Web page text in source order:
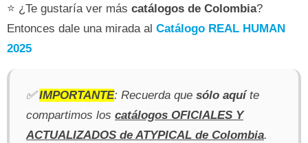
⭐ ¿Te gustaría ver más catálogos de Colombia?
Entonces dale una mirada al Catálogo REAL HUMAN
2025
✅IMPORTANTE: Recuerda que sólo aquíte
compartimos los catálogos OFICIALES Y
ACTUALIZADOS de ATYPICAL de Colombia.